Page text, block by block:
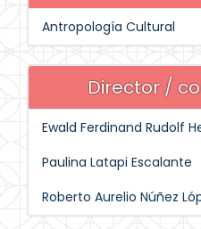
Antropología Cultural
Director /
Ewald Ferdinand Rudolf
Paulina Latapi Escalante
Roberto Aurelio Núñez